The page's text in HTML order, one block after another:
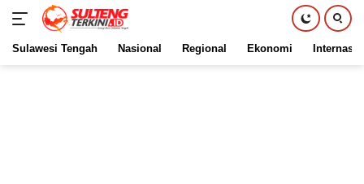
Sulawesi Tengah Nasional Regional Ekonomi